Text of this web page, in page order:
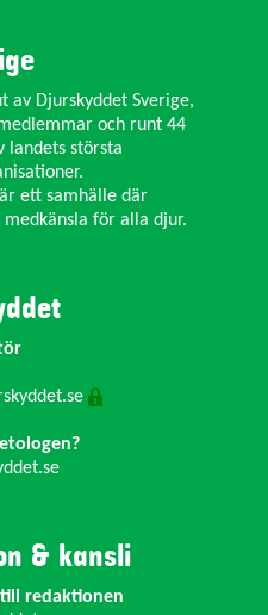
av Djurskyddet Sverige,
och runt 44
landets största
ett samhälle där
för alla djur.
& kansli
redaktionen